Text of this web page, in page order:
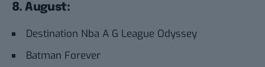
8. August:
Destination Nba A G League Odyssey
Batman Forever